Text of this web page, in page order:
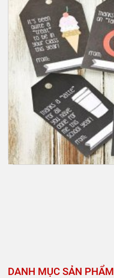
DANH MỤC SẢN PHẨM